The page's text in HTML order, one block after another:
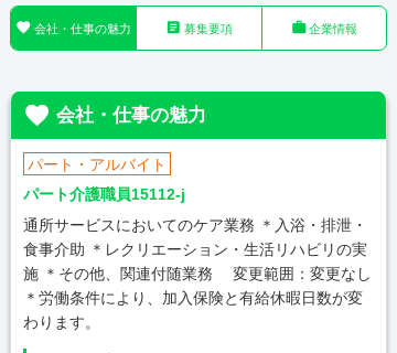
 会社・仕事の魅力  募集要項 企業情報
 会社・仕事の魅力
パート・アルバイト
パート介護職員15112-j
通所サービスにおいてのケア業務 ＊入浴・排泄・
食事介助 ＊レクリエーション・生活リハビリの実
施 ＊その他、関連付随業務 変更範囲：変更なし
＊労働条件により、加入保険と有給休暇日数が変
わります。